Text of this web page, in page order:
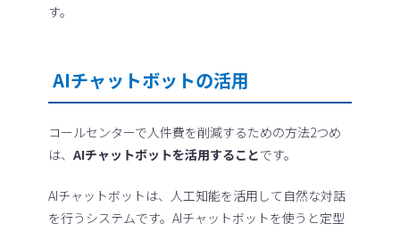
す。
AIチャットボットの活用
コールセンターで人件費を削減するための方法2つめ
は、AIチャットボットを活用することです。
AIチャットボットは、人工知能を活用して自然な対話
を行うシステムです。AIチャットボットを使うと定型